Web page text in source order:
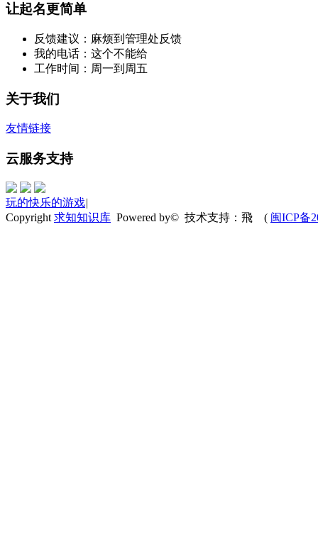
让起名更简单
反馈建议：麻烦到管理处反馈
我的电话：这个不能给
工作时间：周一到周五
关于我们
友情链接
云服务支持
玩的快乐的游戏|
Copyright 求知知识库 Powered by© 技术支持：飛 ( 闽ICP备